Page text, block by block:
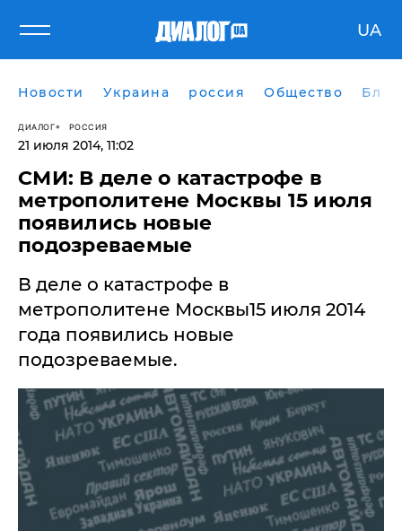
UA
Новости Украина россия Общество
ДИАЛОГ РОССИЯ
21 июля 2014, 11:02
СМИ: В деле о катастрофе в
метрополитене Москвы 15 июля
появились новые
подозреваемые
В деле о катастрофе в
метрополитене Москвы15 июля 2014
года появились новые
подозреваемые.